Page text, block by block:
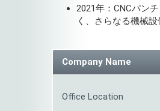
2021年：CNCパン
く、さらなる機械
Company Name
Office Location